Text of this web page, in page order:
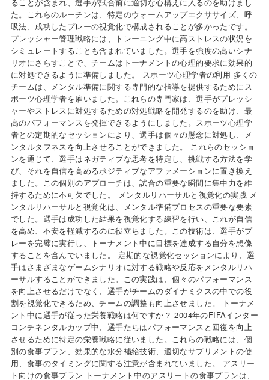
た。これらのルーチンは、特定のウォームアップエクササイズ、呼
吸法、成功したプレーの視覚化で構成されることが多かったです。
プレッシャー管理戦略には、トレーニング中に高ストレスの状況を
シミュレートすることも含まれていました。選手を強度の高いシナ
リオにさらすことで、チームはトーナメントの心理的要求に効果的
に対処できるように準備しました。 スポーツ心理学者の利用 多くの
チームは、メンタル準備に関する専門的な指導を提供するためにス
ポーツ心理学者を雇いました。これらの専門家は、選手がプレッシ
ャーやストレスに対処するための対処戦略を開発するのを助け、最
高のパフォーマンスを発揮できるようにしました。スポーツ心理学
者との定期的なセッションにより、選手は個々の懸念に対処し、メ
ンタルタフネスを向上させることができました。 これらのセッショ
ンを通じて、選手はネガティブな思考を特定し、挑戦する方法を学
び、それを自信を高めるポジティブなアファメーションに置き換え
ました。この個別のアプローチは、試合の重要な瞬間に集中力を維
持するために不可欠でした。 メンタルリハーサルと視覚化の実践 メ
ンタルリハーサルと視覚化は、メンタル準備プロセスの重要な要素
でした。選手は成功した結果を視覚化する練習を行い、これが自信
を高め、不安を軽減するのに役立ちました。この技術は、選手がプ
レーを完璧に実行し、トーナメント中に目標を達成する自分を想像
することを含んでいました。 定期的な視覚化セッションにより、選
手はさまざまなゲームシナリオに対する戦略や反応をメンタルリハ
ーサルすることができました。この実践は、個々のパフォーマンス
を向上させるだけでなく、選手がチームのダイナミクスの中での役
割を視覚化できるため、チームの調整も向上させました。 トーナメ
ント中に選手が従った栄養戦略は何ですか？ 2004年のFIFAインター
コンチネンタルカップ中、選手たちはパフォーマンスと回復を向上
させるために特定の栄養戦略に従いました。これらの戦略には、個
別の食事プラン、効果的な水分補給技術、適切なサプリメントの使
用、食事のタイミングに関する注意が含まれていました。 アスリー
ト向けの食事プラン トーナメント中のアスリートの食事プランは、